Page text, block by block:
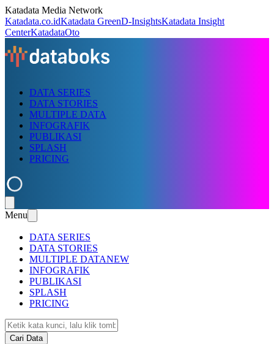
Katadata Media Network
Katadata.co.idKatadata GreenD-InsightsKatadata Insight
CenterKatadataOto
DATA SERIES
DATA STORIES
MULTIPLE DATA
INFOGRAFIK
PUBLIKASI
SPLASH
PRICING
Menu
DATA SERIES
DATA STORIES
MULTIPLE DATANEW
INFOGRAFIK
PUBLIKASI
SPLASH
PRICING
Cari Data